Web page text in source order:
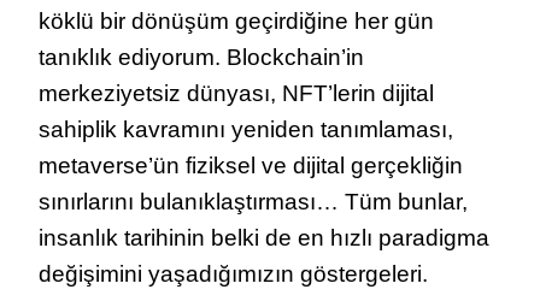
köklü bir dönüşüm geçirdiğine her gün
tanıklık ediyorum. Blockchain’in
merkeziyetsiz dünyası, NFT’lerin dijital
sahiplik kavramını yeniden tanımlaması,
metaverse’ün fiziksel ve dijital gerçekliğin
sınırlarını bulanıklaştırması… Tüm bunlar,
insanlık tarihinin belki de en hızlı paradigma
değişimini yaşadığımızın göstergeleri.